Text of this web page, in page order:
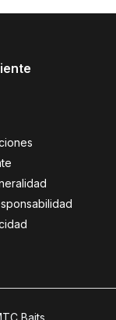
Baits